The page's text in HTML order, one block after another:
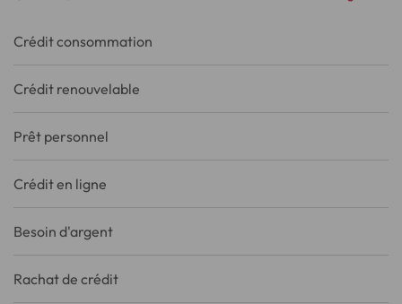
Crédit consommation
Crédit renouvelable
Prêt personnel
Crédit en ligne
Besoin d'argent
Rachat de crédit